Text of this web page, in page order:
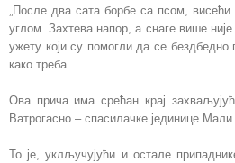
„После два сата борбе са псом,
углом. Захтева напор, а снаге више
ужету који су помогли да се
како треба.
Ова прича има срећан крај
Ватрогасно – спасилачке јединице
То је, уклључујући и остале